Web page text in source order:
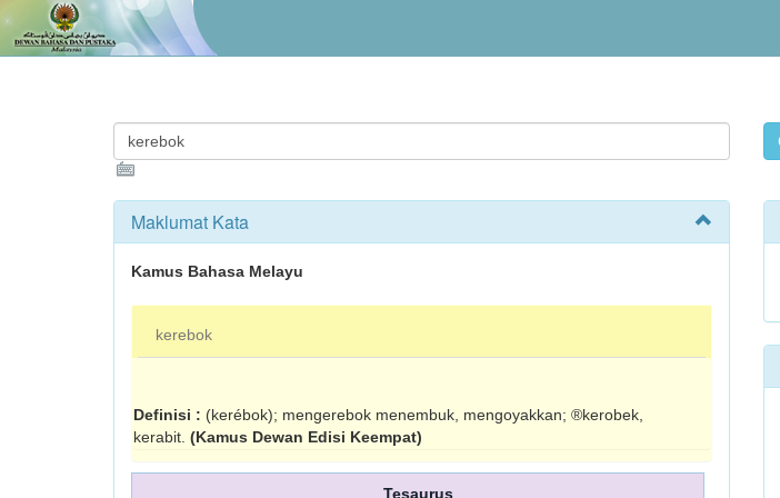
Maklumat Kata
Kamus Bahasa Melayu
kerebok
Definisi : (kerébok); mengerebok menembuk, mengoyakkan; ®kerobek,
kerabit. (Kamus Dewan Edisi Keempat)
Tesaurus